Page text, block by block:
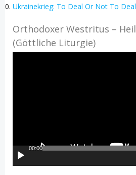
Ukrainekrieg: To Deal Or Not To Deal
Orthodoxer Westritus –
(Göttliche Liturgie)
00:00